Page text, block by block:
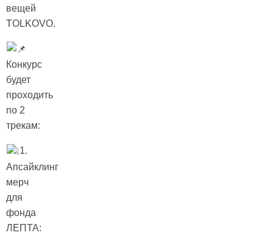
вещей
TOLKOVO.
Конкурс
будет
проходить
по 2
трекам:
1.
Апсайклинг
мерч
для
фонда
ЛЕПТА: